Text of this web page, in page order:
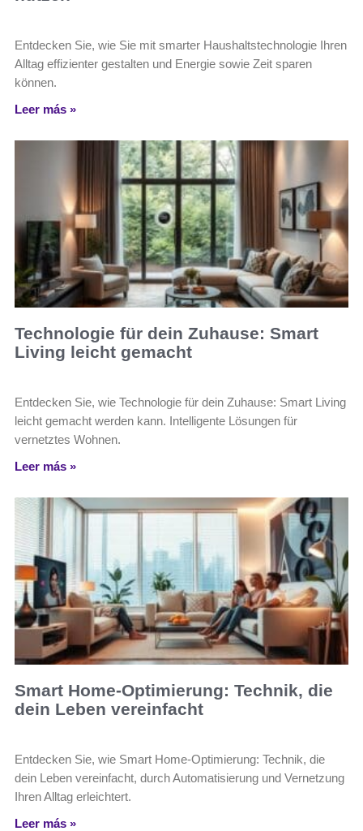
Entdecken Sie, wie Sie mit smarter Haushaltstechnologie Ihren
Alltag effizienter gestalten und Energie sowie Zeit sparen
können.
Leer más »
Technologie für dein Zuhause: Smart
Living leicht gemacht
Entdecken Sie, wie Technologie für dein Zuhause: Smart Living
leicht gemacht werden kann. Intelligente Lösungen für
vernetztes Wohnen.
Leer más »
Smart Home-Optimierung: Technik, die
dein Leben vereinfacht
Entdecken Sie, wie Smart Home-Optimierung: Technik, die
dein Leben vereinfacht, durch Automatisierung und Vernetzung
Ihren Alltag erleichtert.
Leer más »